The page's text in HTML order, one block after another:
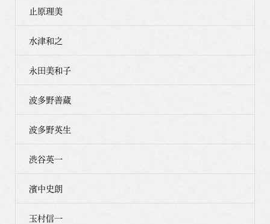
止原理美
水津和之
永田美和子
波多野善蔵
波多野英生
渋谷英一
濱中史朗
玉村信一